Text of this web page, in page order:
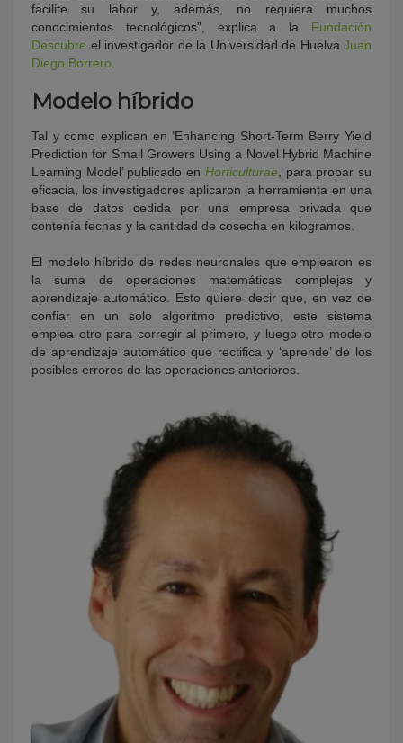
facilite su labor y, además, no requiera muchos
conocimientos tecnológicos”, explica a la Fundación
Descubre el investigador de la Universidad de Huelva Juan
Diego Borrero
Modelo híbrido
Tal y como explican en ‘Enhancing Short-Term Berry Yield
Prediction for Small Growers Using a Novel Hybrid Machine
Learning Model’ publicado en Horticulturae , para probar su
eficacia, los investigadores aplicaron la herramienta en una
base de datos cedida por una empresa privada que
contenía fechas y la cantidad de cosecha en kilogramos.
El modelo híbrido de redes neuronales que emplearon es
la suma de operaciones matemáticas complejas y
aprendizaje automático. Esto quiere decir que, en vez de
confiar en un solo algoritmo predictivo, este sistema
emplea otro para corregir al primero, y luego otro modelo
de aprendizaje automático que rectifica y ‘aprende’ de los
posibles errores de las operaciones anteriores.